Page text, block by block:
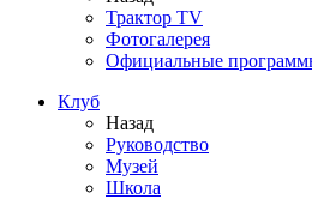
Трактор TV
Фотогалерея
Официальные
Клуб
Назад
Руководство
Музей
Школа